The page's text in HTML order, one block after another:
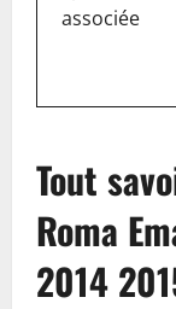
associée
Tout
Roma
2014